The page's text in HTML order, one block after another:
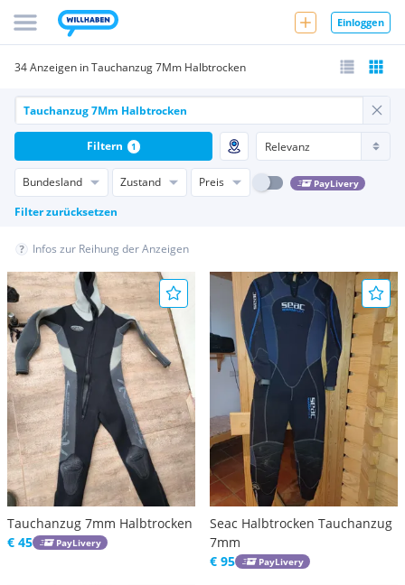
Einloggen
34 Anzeigen in Tauchanzug 7Mm Halbtrocken
Bundesland Zustand Preis PayLivery
Filter zurücksetzen
Filtern 1
Infos zur Reihung der Anzeigen
Tauchanzug 7mm Halbtrocken
€ 45
PayLivery
Seac Halbtrocken Tauchanzug
7mm
€ 95
PayLivery